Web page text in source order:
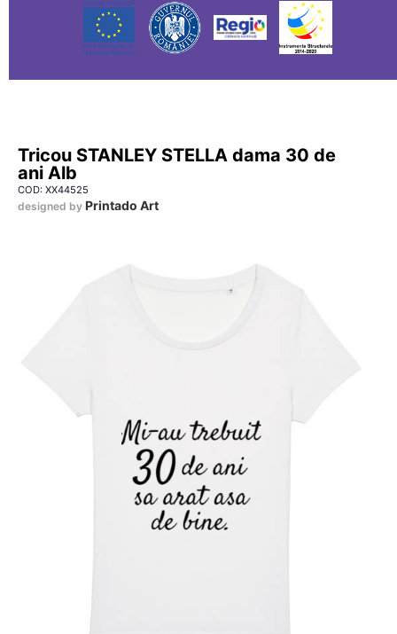
Tricou STANLEY STELLA dama 30 de
ani Alb
COD: XX44525
designed by Printado Art